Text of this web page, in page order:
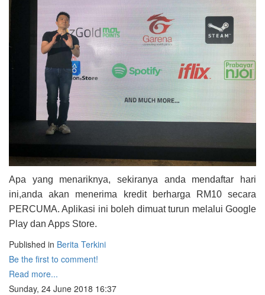
Apa yang menariknya, sekiranya anda mendaftar hari
ini,anda akan menerima kredit berharga RM10 secara
PERCUMA. Aplikasi ini boleh dimuat turun melalui Google
Play dan Apps Store.
Published in Berita Terkini
Be the first to comment!
Read more...
Sunday, 24 June 2018 16:37